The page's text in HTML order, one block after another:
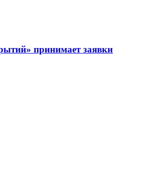
принимает заявки